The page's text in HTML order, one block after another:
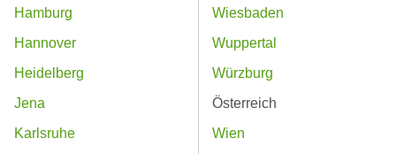
Hamburg
Hannover
Heidelberg
Jena
Karlsruhe
Wiesbaden
Wuppertal
Würzburg
Österreich
Wien